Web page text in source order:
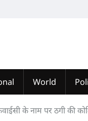
World
केवाईसी के नाम पर ठगी